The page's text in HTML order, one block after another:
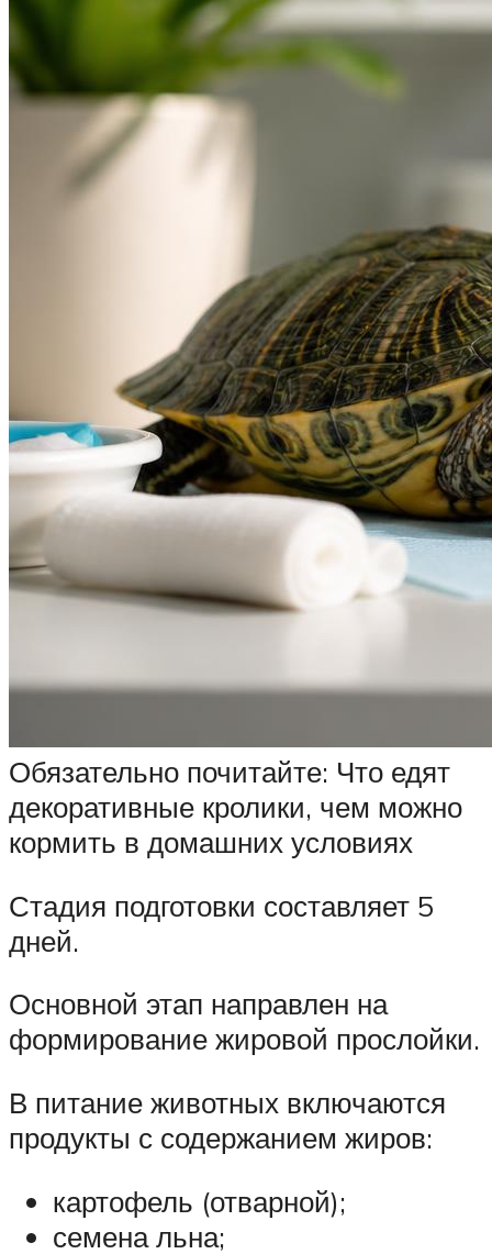
Обязательно почитайте: Что едят
декоративные кролики, чем можно
кормить в домашних условиях
Стадия подготовки составляет 5
дней.
Основной этап направлен на
формирование жировой прослойки.
В питание животных включаются
продукты с содержанием жиров:
картофель (отварной);
семена льна;